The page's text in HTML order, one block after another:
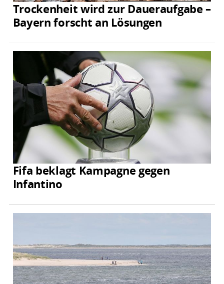
Trockenheit wird zur Daueraufgabe –
Bayern forscht an Lösungen
Fifa beklagt Kampagne gegen
Infantino